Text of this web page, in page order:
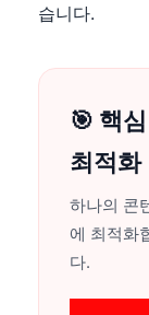
습니다.
🎯 핵
최적화
하나의 콘
에 최적화
다.